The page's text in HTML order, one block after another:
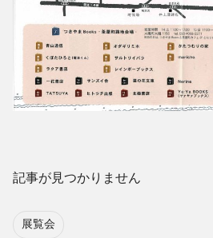
記事が見つかりません
展覧会